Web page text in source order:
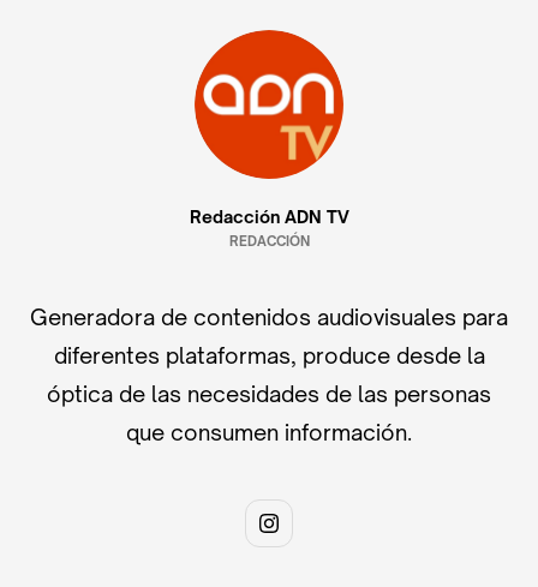
Redacción ADN TV
REDACCIÓN
Generadora de contenidos audiovisuales para
diferentes plataformas, produce desde la
óptica de las necesidades de las personas
que consumen información.